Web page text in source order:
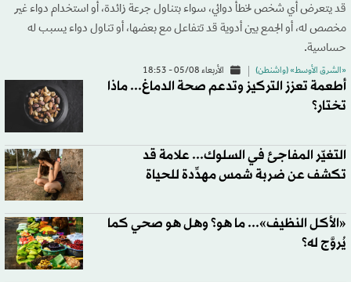
قد يتعرض أي شخص لخطأ دوائي، سواء بتناول جرعة زائدة، أو استخدام دواء غير
مخصص له، أو الجمع بين أدوية قد تتفاعل مع بعضها، أو تناول دواء يسبب له
حساسية.
«الشرق الأوسط» (واشنطن) الأربعاء 05/08 - 18:53
أطعمة تعزز التركيز وتدعم صحة الدماغ... ماذا
تختار؟
التغيّر المفاجئ في السلوك... علامة قد
تكشف عن ضربة شمس مهدِّدة للحياة
«الأكل النظيف»... ما هو؟ وهل هو صحي كما
يُروَّج له؟